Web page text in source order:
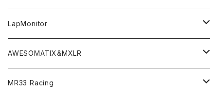
Option Parts For TA08/TA08R
TA08
TA08R
Option Parts For XRAY T4
Option Parts For YOKOMO BD9
CREST X EVO
CRESR RS120
CREST Stocki Motor
CREST Modi Motor
Special Set（ZEROTRIBEオリジナル）
Stencils＜エアブラシ用ステンシル＞
SP1-F＜組立キット／スペアー＆オプションパーツ＞
Awesomatix
A800MMX
XRAY
Setup Tools
Pit Accessories
Radio Accessories
Bodies
F1ULTRA
RUBBER TIRES＆WHEEL
LapMonitor
Decoder
Transponder
AWESOMATIX&MXLR
A800R（KIT＆Spare & Optional）
MR33 Racing